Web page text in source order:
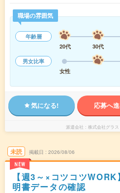
職場の雰囲気
年齢層
20代
30代
男女比率
女性
気になる! 応募へ
派遣会社 株式会社グラ
未読
NEW
掲載日 2026/08/06
【週3～×コツコツ
明書データの確認